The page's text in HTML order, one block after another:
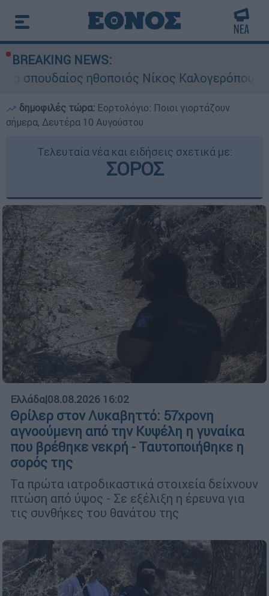
BREAKING NEWS:
ηθοποιός Νίκος Καλογερόπουλος
δημοφιλές τώρα: Εορτολόγιο: Ποιοι γιορτάζουν
σήμερα, Δευτέρα 10 Αυγούστου
Τελευταία νέα και ειδήσεις σχετικά με:
ΣΟΡΟΣ
Ελλάδα|08.08.2026 16:02
Θρίλερ στον Λυκαβηττό: 57χρονη
αγνοούμενη από την Κυψέλη η γυναίκα
που βρέθηκε νεκρή - Ταυτοποιήθηκε η
σορός της
Τα πρώτα ιατροδικαστικά στοιχεία δείχνουν
πτώση από ύψος - Σε εξέλιξη η έρευνα για
τις συνθήκες του θανάτου της